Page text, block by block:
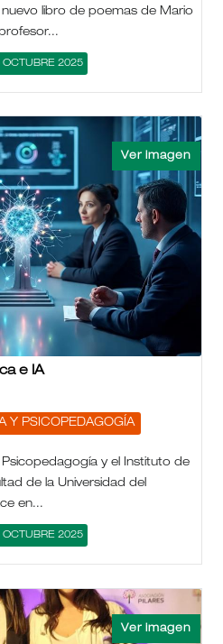
nuevo libro de poemas de Mario
OCTUBRE 2025
e IA
Y PSICOPEDAGOGÍA
y el Instituto de
de la Universidad del
en...
OCTUBRE 2025